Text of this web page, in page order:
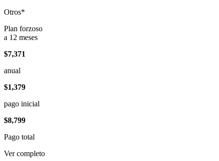
Otros*
Plan forzoso
a 12 meses
$7,371
anual
$1,379
pago inicial
$8,799
Pago total
Ver completo